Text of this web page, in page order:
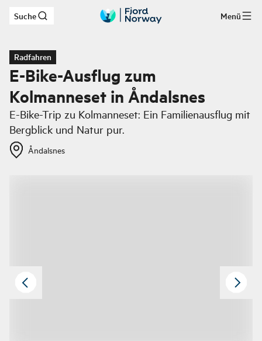
Zum Hauptinhalt
Suche Menü
Radfahren
E-Bike-Ausflug zum
Kolmanneset in Åndalsnes
E-Bike-Trip zu Kolmanneset: Ein Familienausflug mit
Bergblick und Natur pur.
Åndalsnes